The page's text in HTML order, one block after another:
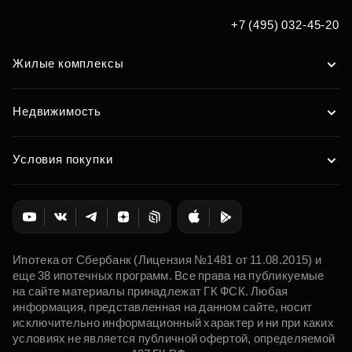
+7 (495) 032-45-20
Жилые комплексы
Недвижимость
Условия покупки
Ипотека от Сбербанк (Лицензия №1481 от 11.08.2015) и
еще 38 ипотечных программ. Все права на публикуемые
на сайте материалы принадлежат ГК ФСК. Любая
информация, представленная на данном сайте, носит
исключительно информационный характер и ни при каких
условиях не является публичной офертой, определяемой